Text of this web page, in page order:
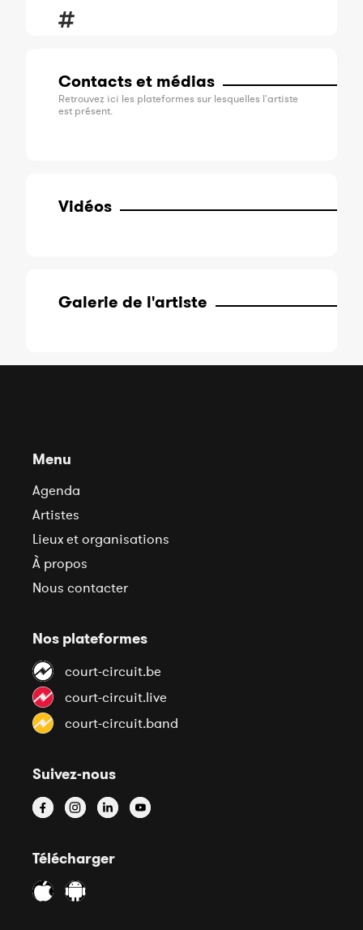
Contacts et médias
Retrouvez ici les plateformes sur lesquelles l'artiste
est présent.
Vidéos
Galerie de l'artiste
Menu
Agenda
Artistes
Lieux et organisations
À propos
Nous contacter
Nos plateformes
court-circuit.be
court-circuit.live
court-circuit.band
Suivez-nous
Télécharger